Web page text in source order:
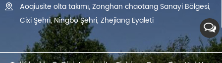
Aoqiusite olta takımı, Zonghan chaotang Sanayi Bölgesi,
Cixi Şehri, Ningbo Şehri, Zhejiang Eyaleti